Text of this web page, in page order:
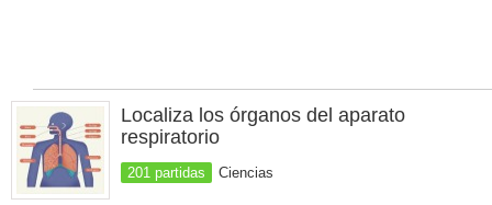
Localiza los órganos del aparato
respiratorio
201 partidas Ciencias